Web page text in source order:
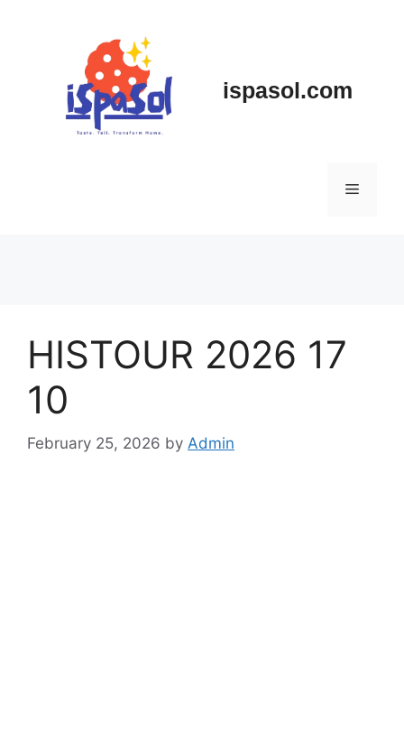
ispasol.com
Menu
HISTOUR 2026 17
10
February 25, 2026 by Admin